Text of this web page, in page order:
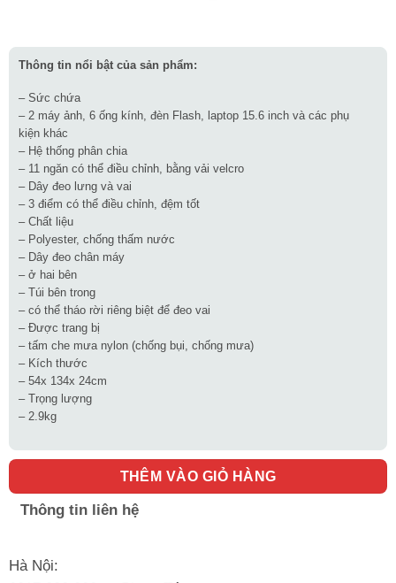
Thông tin nổi bật của sản phẩm:
– Sức chứa
– 2 máy ảnh, 6 ống kính, đèn Flash, laptop 15.6 inch và các phụ
kiện khác
– Hệ thống phân chia
– 11 ngăn có thể điều chỉnh, bằng vải velcro
– Dây đeo lưng và vai
– 3 điểm có thể điều chỉnh, đệm tốt
– Chất liệu
– Polyester, chống thấm nước
– Dây đeo chân máy
– ở hai bên
– Túi bên trong
– có thể tháo rời riêng biệt để đeo vai
– Được trang bị
– tấm che mưa nylon (chống bụi, chống mưa)
– Kích thước
– 54x 134x 24cm
– Trọng lượng
– 2.9kg
THÊM VÀO GIỎ HÀNG
Thông tin liên hệ
Hà Nội: